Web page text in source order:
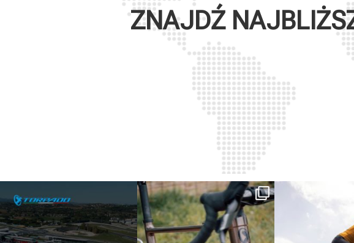
ZNAJDŹ
IBF sta per...
17 1
Kepler R è la gravel pensata per affrontare
lunghe...
26 0
Parte dalla strada,